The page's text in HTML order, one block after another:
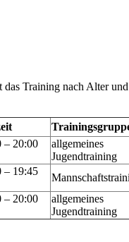
das Training nach Alter
– 20:00
allgemeines
Jugendtraining
– 19:45
– 20:00
allgemeines
Jugendtraining